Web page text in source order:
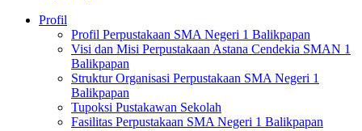
Profil
Profil Perpustakaan SMA Negeri 1 Balikpapan
Visi dan Misi Perpustakaan Astana Cendekia SMAN 1
Balikpapan
Struktur Organisasi Perpustakaan SMA Negeri 1
Balikpapan
Tupoksi Pustakawan Sekolah
Fasilitas Perpustakaan SMA Negeri 1 Balikpapan